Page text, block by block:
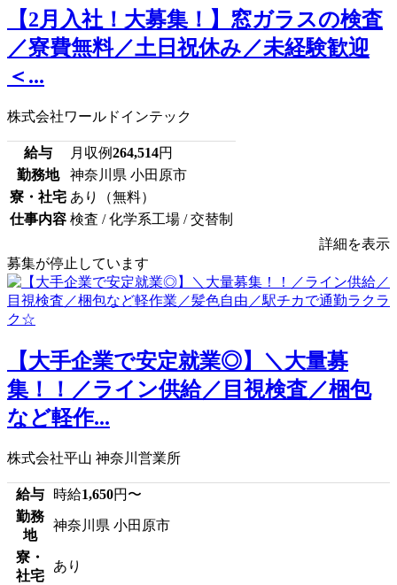
【2月入社！大募集！】窓ガラスの検査
／寮費無料／土日祝休み／未経験歓迎
＜...
株式会社ワールドインテック
給与 月収例264,514円
勤務地
神奈川県 小田原市
寮・社宅 あり（無料）
仕事内容 検査 / 化学系工場 / 交替制
詳細を表示
募集が停止しています
【大手企業で安定就業◎】＼大量募
集！！／ライン供給／目視検査／梱包
など軽作...
株式会社平山 神奈川営業所
給与 時給1,650円〜
勤務
地
神奈川県 小田原市
寮・
社宅
あり